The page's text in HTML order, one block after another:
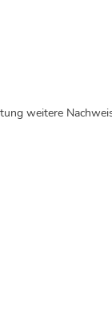
weitere